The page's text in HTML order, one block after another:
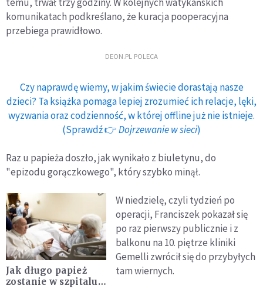
komunikatach podkreślano, że kuracja pooperacyjna
przebiega prawidłowo.
DEON.PL POLECA
Czy naprawdę wiemy, w jakim świecie dorastają nasze
dzieci? Ta książka pomaga lepiej zrozumieć ich relacje, lęki,
wyzwania oraz codzienność, w której offline już nie istnieje.
(Sprawdź 👉Dojrzewanie w sieci)
Raz u papieża doszło, jak wynikało z biuletynu, do
"epizodu gorączkowego", który szybko minął.
Jak długo papież
zostanie w szpitalu?
W niedzielę, czyli tydzień po
operacji, Franciszek pokazał się
po raz pierwszy publicznie i z
balkonu na 10. piętrze kliniki
Gemelli zwrócił się do przybyłych
tam wiernych.